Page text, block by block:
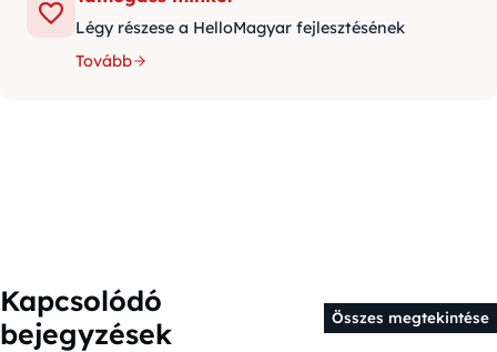
Légy részese a HelloMagyar fejlesztésének
Tovább
Kapcsolódó
bejegyzések
Összes megtekintése